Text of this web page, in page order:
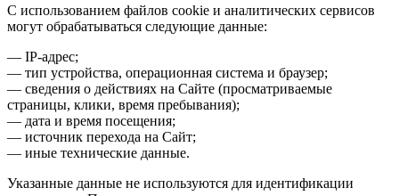
С использованием файлов cookie и аналитических сервисов
могут обрабатываться следующие данные:
— IP-адрес;
— тип устройства, операционная система и браузер;
— сведения о действиях на Сайте (просматриваемые
страницы, клики, время пребывания);
— дата и время посещения;
— источник перехода на Сайт;
— иные технические данные.
Указанные данные не используются для идентификации